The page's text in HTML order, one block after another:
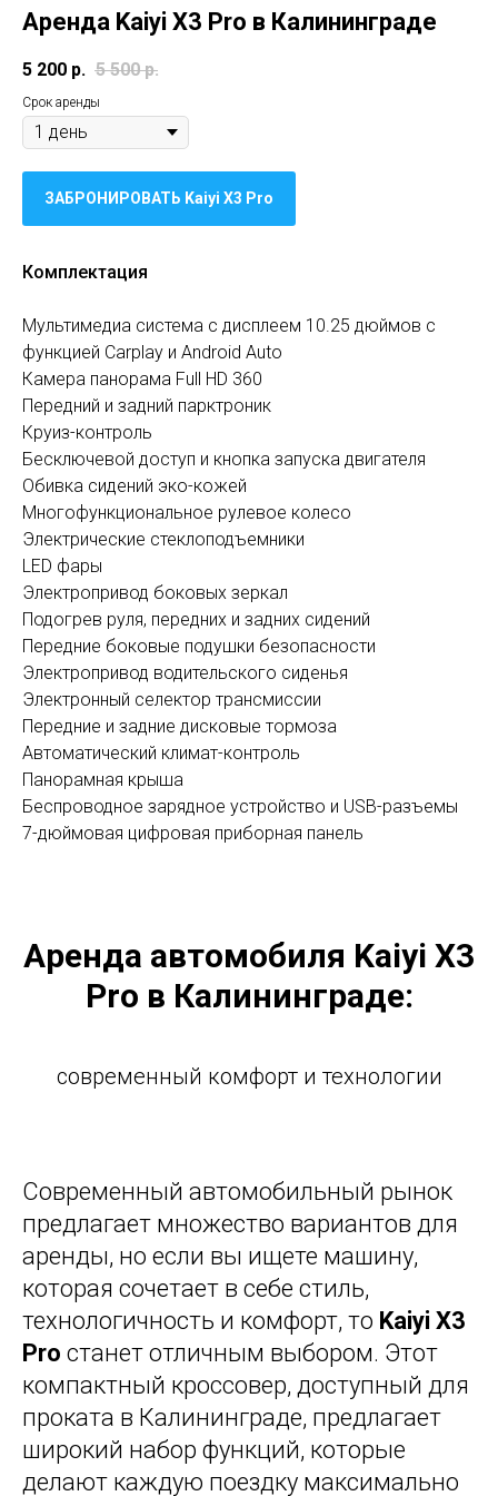
Аренда Kaiyi X3 Pro в Калининграде
5 200 р. 5 500 р.
Срок аренды
ЗАБРОНИРОВАТЬ Kaiyi X3 Pro
Комплектация
Мультимедиа система с дисплеем 10.25 дюймов с
функцией Carplay и Android Auto
Камера панорама Full HD 360
Передний и задний парктроник
Круиз-контроль
Бесключевой доступ и кнопка запуска двигателя
Обивка сидений эко-кожей
Многофункциональное рулевое колесо
Электрические стеклоподъемники
LED фары
Электропривод боковых зеркал
Подогрев руля, передних и задних сидений
Передние боковые подушки безопасности
Электропривод водительского сиденья
Электронный селектор трансмиссии
Передние и задние дисковые тормоза
Автоматический климат-контроль
Панорамная крыша
Беспроводное зарядное устройство и USB-разъемы
7-дюймовая цифровая приборная панель
Аренда автомобиля Kaiyi X3
Pro в Калининграде:
современный комфорт и технологии
Современный автомобильный рынок
предлагает множество вариантов для
аренды, но если вы ищете машину,
которая сочетает в себе стиль,
технологичность и комфорт, то Kaiyi X3
Pro станет отличным выбором. Этот
компактный кроссовер, доступный для
проката в Калининграде, предлагает
широкий набор функций, которые
делают каждую поездку максимально